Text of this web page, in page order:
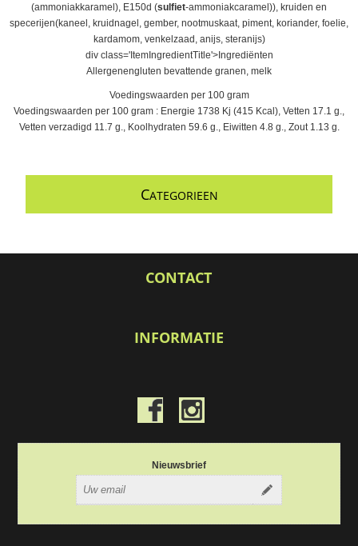
(ammoniakkaramel), E150d (sulfiet-ammoniakcaramel)), kruiden en
specerijen(kaneel, kruidnagel, gember, nootmuskaat, piment, koriander, foelie,
kardamom, venkelzaad, anijs, steranijs)
div class='ItemIngredientTitle'>Ingrediënten
Allergenengluten bevattende granen, melk
Voedingswaarden per 100 gram
Voedingswaarden per 100 gram : Energie 1738 Kj (415 Kcal), Vetten 17.1 g.,
Vetten verzadigd 11.7 g., Koolhydraten 59.6 g., Eiwitten 4.8 g., Zout 1.13 g.
CATEGORIEEN
CONTACT
INFORMATIE
Nieuwsbrief